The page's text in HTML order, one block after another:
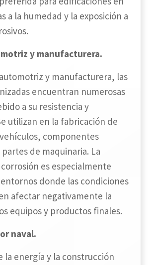
a la humedad y la exposición a
y manufacturera.
y manufacturera, las
encuentran numerosas
a su resistencia y
utilizan en la fabricación de
componentes
de maquinaria. La
es especialmente
donde las condiciones
afectar negativamente la
equipos y productos finales.
naval.
la energía y la construcción